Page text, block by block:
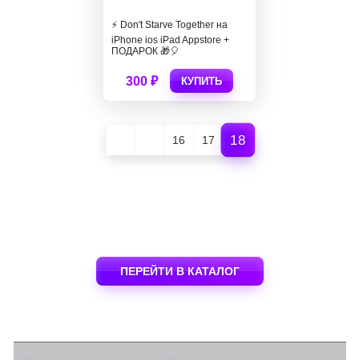
⚡️ Don't Starve Together на
iPhone ios iPad Appstore +
ПОДАРОК 🎁🎈
300 ₽ КУПИТЬ
16 17 18
ПЕРЕЙТИ В КАТАЛОГ